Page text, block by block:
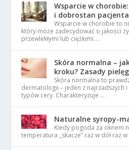
Wsparcie w
i dobrostan
Wsparcie w chorobie to
który może zadecydować o jakości
przewlekłymi lub ciężkimi …
Skóra normalna –
kroku? Zasady
Skóra normalna to
dermatologii – jeden z najrzadszych
typów cery. Charakteryzuje …
Naturalne syropy-
Kiedy pogoda za oknem
temperatura „skacze” raz w dół raz